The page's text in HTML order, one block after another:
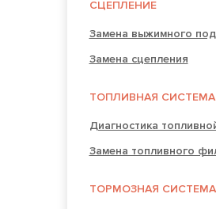
СЦЕПЛЕНИЕ
Замена выжимного
Замена сцепления
ТОПЛИВНАЯ СИСТЕМА
Диагностика
Замена топливного
ТОРМОЗНАЯ СИСТЕМА